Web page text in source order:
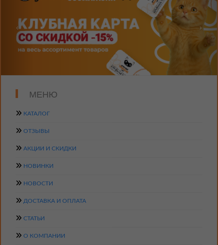
МЕНЮ
КАТАЛОГ
ОТЗЫВЫ
АКЦИИ И СКИДКИ
НОВИНКИ
НОВОСТИ
ДОСТАВКА И ОПЛАТА
СТАТЬИ
О КОМПАНИИ